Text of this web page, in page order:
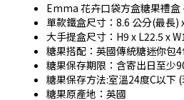
Emma 花卉口袋方盒糖果禮
單款鐵盒尺寸：8.6 公分(最長)
大手提盒尺寸：H9 x L22.5 x
糖果搭配：英國傳統糖迷你包
糖果保存期限：含寄出日至少
糖果保存方法:室溫24度C以下
糖果原產地：英國